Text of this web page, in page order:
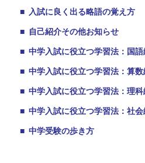
■ 入試に良く出る略語の覚え方
■ 自己紹介その他お知らせ
■ 中学入試に役立つ学習法：国語
■ 中学入試に役立つ学習法：算数
■ 中学入試に役立つ学習法：理科
■ 中学入試に役立つ学習法：社会
■ 中学受験の歩き方